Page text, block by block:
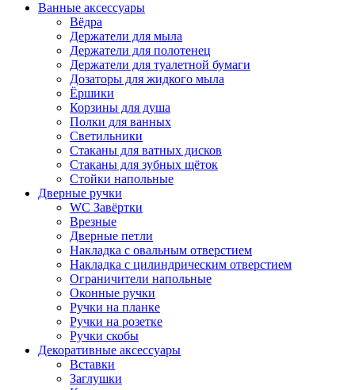
Ванные аксессуары
Вёдра
Держатели для мыла
Держатели для полотенец
Держатели для туалетной бумаги
Дозаторы для жидкого мыла
Ёршики
Корзины для душа
Полки для ванных
Светильники
Стаканы для ватных дисков
Стаканы для зубных щёток
Стойки напольные
Дверные ручки
WC Завёртки
Врезные
Дверные петли
Накладка с овальным отверстием
Накладка с цилиндрическим отверстием
Ограничители напольные
Оконные ручки
Ручки на планке
Ручки на розетке
Ручки скобы
Декоративные аксессуары
Вставки
Заглушки